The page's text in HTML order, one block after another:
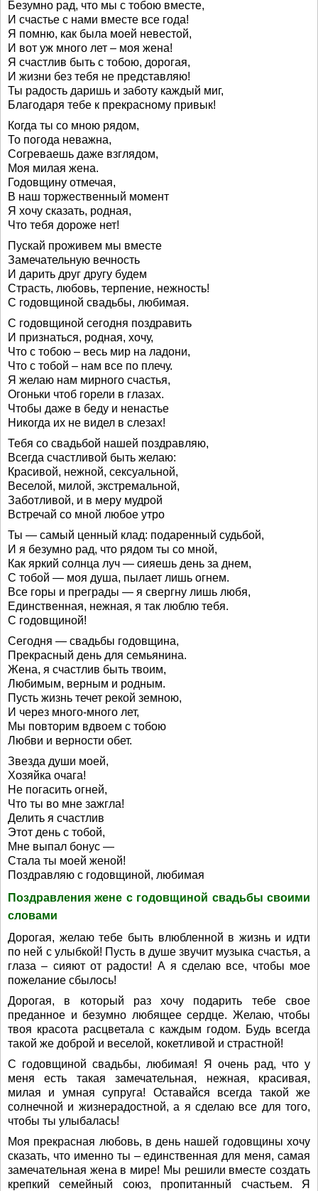
Безумно рад, что мы с тобою вместе,
И счастье с нами вместе все года!
Я помню, как была моей невестой,
И вот уж много лет – моя жена!
Я счастлив быть с тобою, дорогая,
И жизни без тебя не представляю!
Ты радость даришь и заботу каждый миг,
Благодаря тебе к прекрасному привык!
Когда ты со мною рядом,
То погода неважна,
Согреваешь даже взглядом,
Моя милая жена.
Годовщину отмечая,
В наш торжественный момент
Я хочу сказать, родная,
Что тебя дороже нет!
Пускай проживем мы вместе
Замечательную вечность
И дарить друг другу будем
Страсть, любовь, терпение, нежность!
С годовщиной свадьбы, любимая.
С годовщиной сегодня поздравить
И признаться, родная, хочу,
Что с тобою – весь мир на ладони,
Что с тобой – нам все по плечу.
Я желаю нам мирного счастья,
Огоньки чтоб горели в глазах.
Чтобы даже в беду и ненастье
Никогда их не видел в слезах!
Тебя со свадьбой нашей поздравляю,
Всегда счастливой быть желаю:
Красивой, нежной, сексуальной,
Веселой, милой, экстремальной,
Заботливой, и в меру мудрой
Встречай со мной любое утро
Ты — самый ценный клад: подаренный судьбой,
И я безумно рад, что рядом ты со мной,
Как яркий солнца луч — сияешь день за днем,
С тобой — моя душа, пылает лишь огнем.
Все горы и преграды — я свергну лишь любя,
Единственная, нежная, я так люблю тебя.
С годовщиной!
Сегодня — свадьбы годовщина,
Прекрасный день для семьянина.
Жена, я счастлив быть твоим,
Любимым, верным и родным.
Пусть жизнь течет рекой земною,
И через много-много лет,
Мы повторим вдвоем с тобою
Любви и верности обет.
Звезда души моей,
Хозяйка очага!
Не погасить огней,
Что ты во мне зажгла!
Делить я счастлив
Этот день с тобой,
Мне выпал бонус —
Стала ты моей женой!
Поздравляю с годовщиной, любимая
Поздравления жене с годовщиной свадьбы своими
словами
Дорогая, желаю тебе быть влюбленной в жизнь и идти
по ней с улыбкой! Пусть в душе звучит музыка счастья, а
глаза – сияют от радости! А я сделаю все, чтобы мое
пожелание сбылось!
Дорогая, в который раз хочу подарить тебе свое
преданное и безумно любящее сердце. Желаю, чтобы
твоя красота расцветала с каждым годом. Будь всегда
такой же доброй и веселой, кокетливой и страстной!
С годовщиной свадьбы, любимая! Я очень рад, что у
меня есть такая замечательная, нежная, красивая,
милая и умная супруга! Оставайся всегда такой же
солнечной и жизнерадостной, а я сделаю все для того,
чтобы ты улыбалась!
Моя прекрасная любовь, в день нашей годовщины хочу
сказать, что именно ты – единственная для меня, самая
замечательная жена в мире! Мы решили вместе создать
крепкий семейный союз, пропитанный счастьем. Я